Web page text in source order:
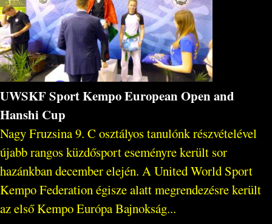
UWSKF Sport Kempo European Open and
Hanshi Cup
Nagy Fruzsina 9. C osztályos tanulónk részvételével
újabb rangos küzdősport eseményre került sor
hazánkban december elején. A United World Sport
Kempo Federation égisze alatt megrendezésre került
az első Kempo Európa Bajnokság...